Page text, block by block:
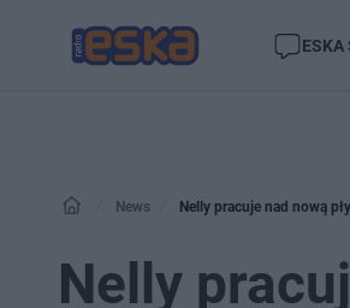
ESKA
News Nelly pracuje nad nową
Nelly